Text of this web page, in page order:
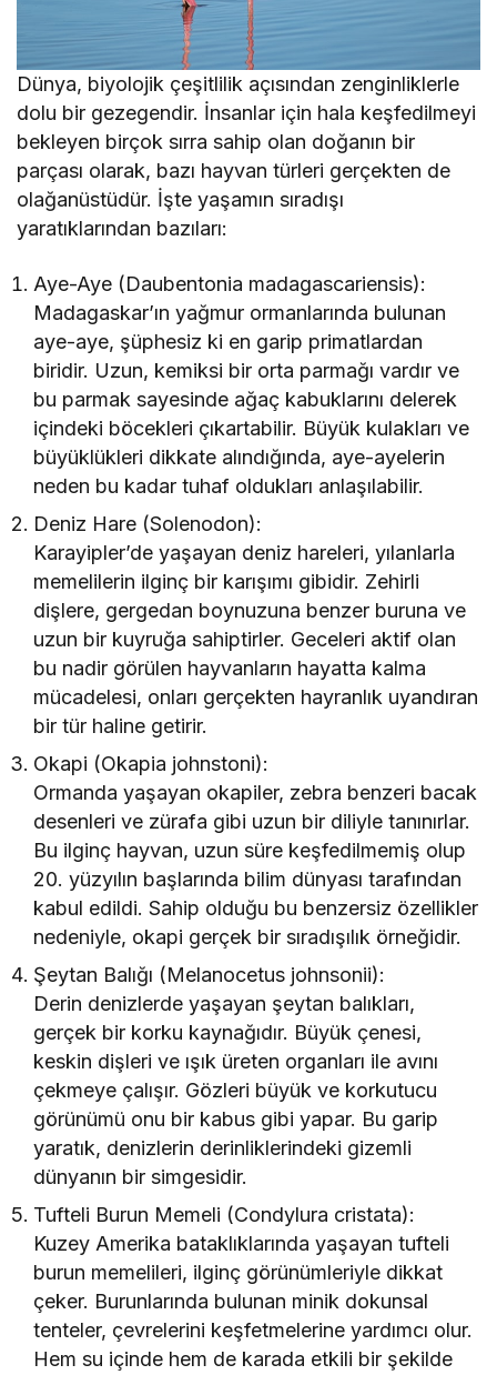
Dünya, biyolojik çeşitlilik açısından zenginliklerle
dolu bir gezegendir. İnsanlar için hala keşfedilmeyi
bekleyen birçok sırra sahip olan doğanın bir
parçası olarak, bazı hayvan türleri gerçekten de
olağanüstüdür. İşte yaşamın sıradışı
yaratıklarından bazıları:
Aye-Aye (Daubentonia madagascariensis):
Madagaskar’ın yağmur ormanlarında bulunan
aye-aye, şüphesiz ki en garip primatlardan
biridir. Uzun, kemiksi bir orta parmağı vardır ve
bu parmak sayesinde ağaç kabuklarını delerek
içindeki böcekleri çıkartabilir. Büyük kulakları ve
büyüklükleri dikkate alındığında, aye-ayelerin
neden bu kadar tuhaf oldukları anlaşılabilir.
Deniz Hare (Solenodon):
Karayipler’de yaşayan deniz hareleri, yılanlarla
memelilerin ilginç bir karışımı gibidir. Zehirli
dişlere, gergedan boynuzuna benzer buruna ve
uzun bir kuyruğa sahiptirler. Geceleri aktif olan
bu nadir görülen hayvanların hayatta kalma
mücadelesi, onları gerçekten hayranlık uyandıran
bir tür haline getirir.
Okapi (Okapia johnstoni):
Ormanda yaşayan okapiler, zebra benzeri bacak
desenleri ve zürafa gibi uzun bir diliyle tanınırlar.
Bu ilginç hayvan, uzun süre keşfedilmemiş olup
20. yüzyılın başlarında bilim dünyası tarafından
kabul edildi. Sahip olduğu bu benzersiz özellikler
nedeniyle, okapi gerçek bir sıradışılık örneğidir.
Şeytan Balığı (Melanocetus johnsonii):
Derin denizlerde yaşayan şeytan balıkları,
gerçek bir korku kaynağıdır. Büyük çenesi,
keskin dişleri ve ışık üreten organları ile avını
çekmeye çalışır. Gözleri büyük ve korkutucu
görünümü onu bir kabus gibi yapar. Bu garip
yaratık, denizlerin derinliklerindeki gizemli
dünyanın bir simgesidir.
Tufteli Burun Memeli (Condylura cristata):
Kuzey Amerika bataklıklarında yaşayan tufteli
burun memelileri, ilginç görünümleriyle dikkat
çeker. Burunlarında bulunan minik dokunsal
tenteler, çevrelerini keşfetmelerine yardımcı olur.
Hem su içinde hem de karada etkili bir şekilde